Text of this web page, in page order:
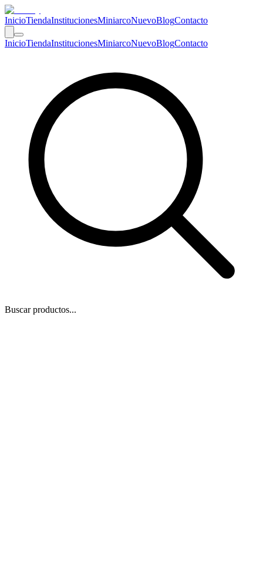
InicioTiendaInstitucionesMiniarcoNuevoBlogContacto
InicioTiendaInstitucionesMiniarcoNuevoBlogContacto
Buscar productos...